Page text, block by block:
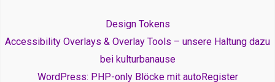
Design Tokens
Accessibility Overlays & Overlay Tools – unsere Haltung dazu
bei kulturbanause
WordPress: PHP-only Blöcke mit autoRegister